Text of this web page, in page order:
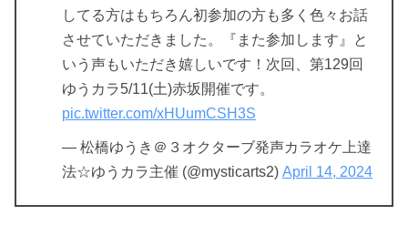
してる方はもちろん初参加の方も多く色々お話
させていただきました。『また参加します』と
いう声もいただき嬉しいです！次回、第129回
ゆうカラ5/11(土)赤坂開催です。
pic.twitter.com/xHUumCSH3S
— 松橋ゆうき＠３オクターブ発声カラオケ上達
法☆ゆうカラ主催 (@mysticarts2) April 14, 2024